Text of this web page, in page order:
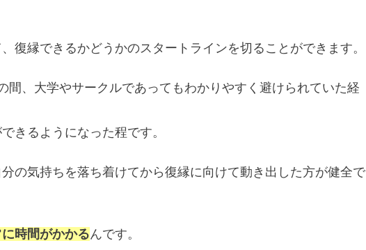
復縁できるかどうかのスタートラインを切ることができます。
間、大学やサークルであってもわかりやすく避けられていた経
きるようになった程です。
の気持ちを落ち着けてから復縁に向けて動き出した方が健全で
時間がかかるんです。